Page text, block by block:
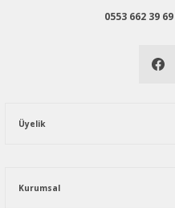
0553 662 39 69
Üyelik
Kurumsal